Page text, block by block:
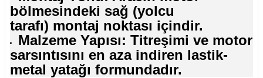
bölmesindeki sağ (yolcu
tarafı) montaj noktası içindir.
Malzeme Yapısı: Titreşimi ve motor
sarsıntısını en aza indiren lastik-
metal yatağı formundadır.